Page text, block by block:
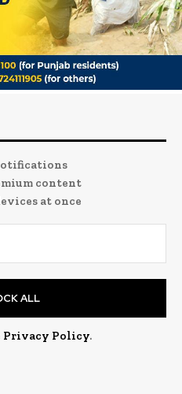
content
at once
ALL
Privacy Policy.